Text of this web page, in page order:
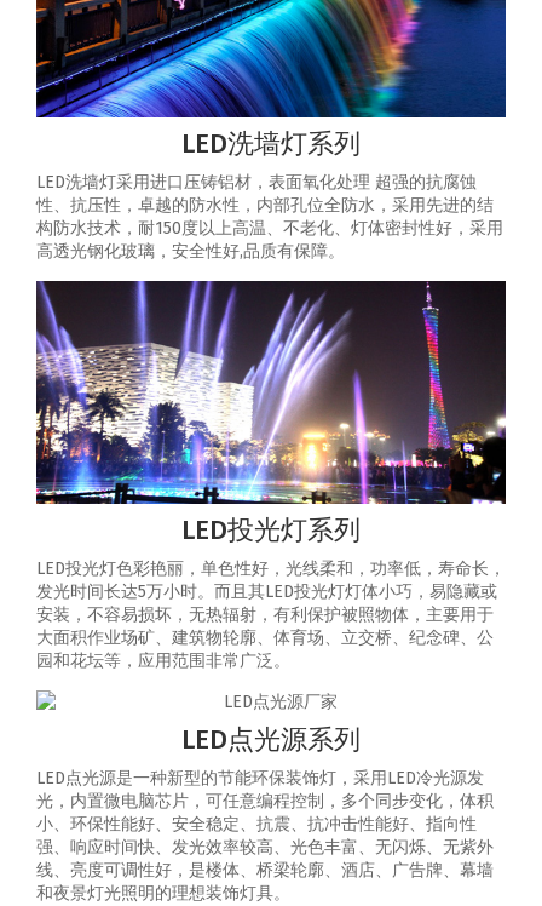
LED洗墙灯系列
LED洗墙灯采用进口压铸铝材，表面氧化处理 超强的抗腐蚀
性、抗压性，卓越的防水性，内部孔位全防水，采用先进的结
构防水技术，耐150度以上高温、不老化、灯体密封性好，采用
高透光钢化玻璃，安全性好,品质有保障。
LED投光灯系列
LED投光灯色彩艳丽，单色性好，光线柔和，功率低，寿命长，
发光时间长达5万小时。而且其LED投光灯灯体小巧，易隐藏或
安装，不容易损坏，无热辐射，有利保护被照物体，主要用于
大面积作业场矿、建筑物轮廓、体育场、立交桥、纪念碑、公
园和花坛等，应用范围非常广泛。
LED点光源系列
LED点光源是一种新型的节能环保装饰灯，采用LED冷光源发
光，内置微电脑芯片，可任意编程控制，多个同步变化，体积
小、环保性能好、安全稳定、抗震、抗冲击性能好、指向性
强、响应时间快、发光效率较高、光色丰富、无闪烁、无紫外
线、亮度可调性好，是楼体、桥梁轮廓、酒店、广告牌、幕墙
和夜景灯光照明的理想装饰灯具。